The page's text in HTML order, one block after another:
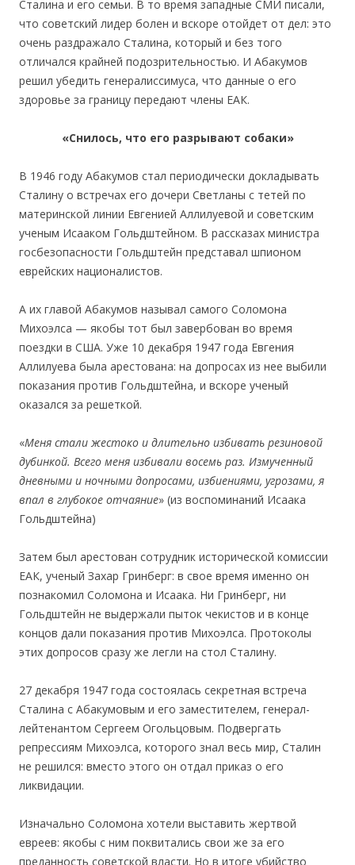
Сталина и его семьи. В то время западные СМИ писали,
что советский лидер болен и вскоре отойдет от дел: это
очень раздражало Сталина, который и без того
отличался крайней подозрительностью. И Абакумов
решил убедить генералиссимуса, что данные о его
здоровье за границу передают члены ЕАК.
«Снилось, что его разрывают собаки»
В 1946 году Абакумов стал периодически докладывать
Сталину о встречах его дочери Светланы с тетей по
материнской линии Евгенией Аллилуевой и советским
ученым Исааком Гольдштейном. В рассказах министра
госбезопасности Гольдштейн представал шпионом
еврейских националистов.
А их главой Абакумов называл самого Соломона
Михоэлса — якобы тот был завербован во время
поездки в США. Уже 10 декабря 1947 года Евгения
Аллилуева была арестована: на допросах из нее выбили
показания против Гольдштейна, и вскоре ученый
оказался за решеткой.
«Меня стали жестоко и длительно избивать резиновой
дубинкой. Всего меня избивали восемь раз. Измученный
дневными и ночными допросами, избиениями, угрозами, я
впал в глубокое отчаяние» (из воспоминаний Исаака
Гольдштейна)
Затем был арестован сотрудник исторической комиссии
ЕАК, ученый Захар Гринберг: в свое время именно он
познакомил Соломона и Исаака. Ни Гринберг, ни
Гольдштейн не выдержали пыток чекистов и в конце
концов дали показания против Михоэлса. Протоколы
этих допросов сразу же легли на стол Сталину.
27 декабря 1947 года состоялась секретная встреча
Сталина с Абакумовым и его заместителем, генерал-
лейтенантом Сергеем Огольцовым. Подвергать
репрессиям Михоэлса, которого знал весь мир, Сталин
не решился: вместо этого он отдал приказ о его
ликвидации.
Изначально Соломона хотели выставить жертвой
евреев: якобы с ним поквитались свои же за его
преданность советской власти. Но в итоге убийство